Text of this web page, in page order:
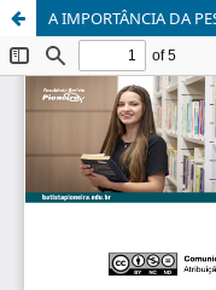
A IMPORTÂNCIA DA